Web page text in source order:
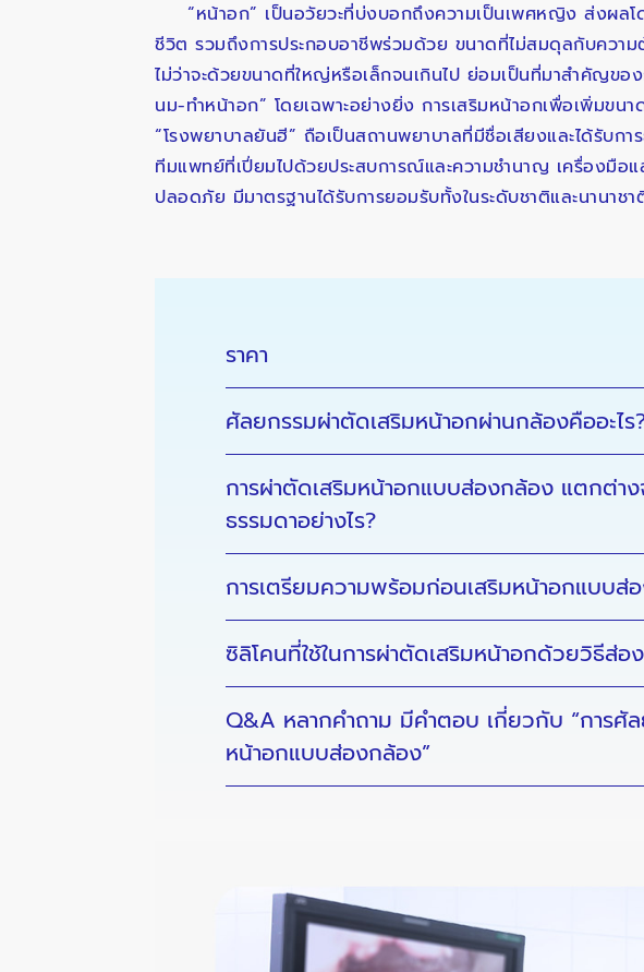
“หน้าอก” เป็นอวัยวะที่บ่งบอกถึงความเป็นเพศหญิง ส่งผลโ
ชีวิต รวมถึงการประกอบอาชีพร่วมด้วย ขนาดที่ไม่สมดุลกับควา
ไม่ว่าจะด้วยขนาดที่ใหญ่หรือเล็กจนเกินไป ย่อมเป็นที่มาสำคัญข
นม-ทำหน้าอก” โดยเฉพาะอย่างยิ่ง การเสริมหน้าอกเพื่อเพิ่มขน
“โรงพยาบาลยันฮี” ถือเป็นสถานพยาบาลที่มีชื่อเสียงและได้รับก
ทีมแพทย์ที่เปี่ยมไปด้วยประสบการณ์และความชำนาญ เครื่องมือ
ปลอดภัย มีมาตรฐานได้รับการยอมรับทั้งในระดับชาติและนานาชา
ราคา
ศัลยกรรมผ่าตัดเสริมหน้าอกผ่านกล้องคืออะไร
การผ่าตัดเสริมหน้าอกแบบส่องกล้อง แตกต่า
ธรรมดาอย่างไร?
การเตรียมความพร้อมก่อนเสริมหน้าอกแบบส่
ซิลิโคนที่ใช้ในการผ่าตัดเสริมหน้าอกด้วยวิธีส่อ
Q&A หลากคำถาม มีคำตอบ เกี่ยวกับ “การศั
หน้าอกแบบส่องกล้อง”